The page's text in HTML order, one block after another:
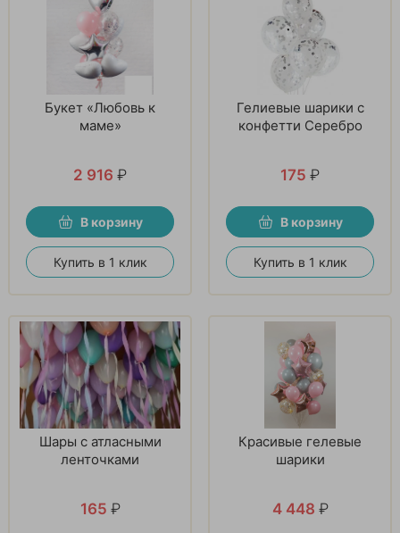
Букет «Любовь к
маме»
2 916 ₽
В корзину
Купить в 1 клик
Гелиевые шарики с
конфетти Серебро
175 ₽
В корзину
Купить в 1 клик
Шары с атласными
ленточками
165 ₽
Красивые гелевые
шарики
4 448 ₽